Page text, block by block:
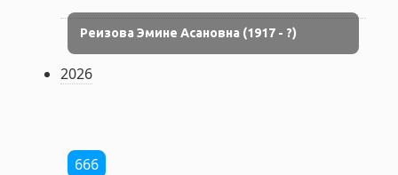
Реизова Эмине Асановна (1917 - ?)
2026
666